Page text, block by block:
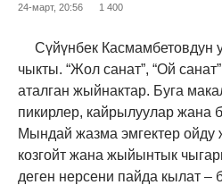
24-март, 20:56 1 400
Сүйүнбек Касмамбетовдун
чыкты. “Жол санат”, “Ой
аталган жыйнактар. Буга
пикирлер, кайрылуулар жана
Мындай жазма эмгектер ойду
козгойт жана жыйынтык
деген нерсени пайда кылат –